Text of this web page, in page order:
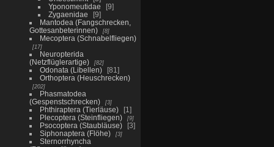
Yponomeutidae
9
Zygaenidae
9
Mantodea (Fangschrecken,
Gottesanbeterinnen)
8
Mecoptera (Schnabelfliegen)
17
Neuropterida
(Netzflüglerartige)
82
Odonata (Libellen)
81
Orthoptera (Heuschrecken)
202
Phasmatodea
(Gespenstschrecken)
3
Phthiraptera (Tierläuse)
1
Plecoptera (Steinfliegen)
9
Psocoptera (Staubläuse)
3
Siphonaptera (Flöhe)
3
Sternorrhyncha